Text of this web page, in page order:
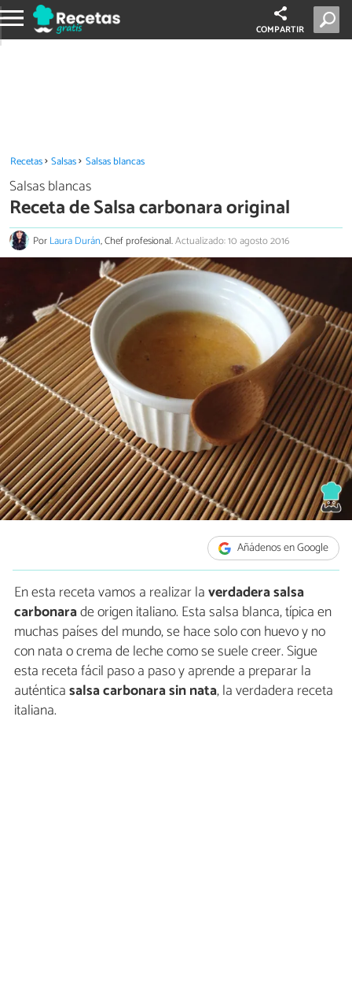
COMPARTIR
Recetas Salsas Salsas blancas
Salsas blancas
Receta de Salsa carbonara original
PorLaura Durán, Chef profesional.Actualizado: 10 agosto 2016
Añádenos en Google
En esta receta vamos a realizar laverdadera salsa
carbonarade origen italiano. Esta salsa blanca, típica en
muchas países del mundo, se hace solo con huevo y no
con nata o crema de leche como se suele creer. Sigue
esta receta fácil paso a paso y aprende a preparar la
auténticasalsa carbonara sin nata, la verdadera receta
italiana.